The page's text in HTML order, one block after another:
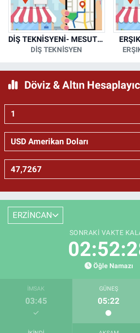
DİŞ TEKNİSYENİ- MESUT KORKMAZ
DİŞ TEKNİSYEN
Döviz & Altın
ERZİNCAN
SONRAKI VAKTE
Öğle Namazı
İMSAK
03:45
GÜNEŞ
05:22